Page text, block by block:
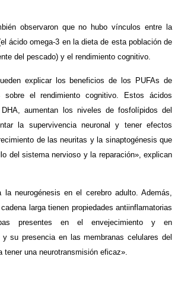
observaron que no hubo vínculos entre la
ácido omega-3 en la dieta de esta población de
del pescado) y el rendimiento cognitivo.
explicar los beneficios de los PUFAs de
sobre el rendimiento cognitivo. Estos ácidos
aumentan los niveles de fosfolípidos del
la supervivencia neuronal y tener efectos
de las neuritas y la sinaptogénesis que
del sistema nervioso y la reparación», explican
la neurogénesis en el cerebro adulto. Además,
larga tienen propiedades antiinflamatorias
presentes en el envejecimiento y en
y su presencia en las membranas celulares del
tener una neurotransmisión eficaz».